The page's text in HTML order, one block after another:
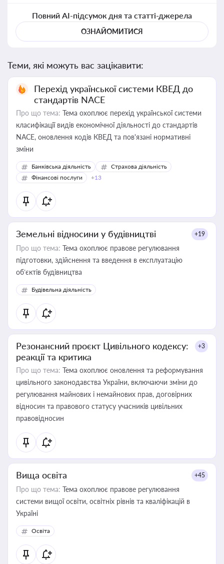
Повний AI-підсумок дня та статті-джерела
ОЗНАЙОМИТИСЯ
Теми, які можуть вас зацікавити:
Перехід української системи КВЕД до
стандартів NACE
Про що тема: Тема охоплює перехід української системи
класифікації видів економічної діяльності до стандартів
NACE, оновлення кодів КВЕД та пов'язані нормативні
зміни
Банківська діяльність
Страхова діяльність
Фінансові послуги
+13
Земельні відносини у будівництві +19
Про що тема: Тема охоплює правове регулювання
підготовки, здійснення та введення в експлуатацію
об’єктів будівництва
Будівельна діяльність
Резонансний проєкт Цивільного кодексу:
реакції та критика
+3
Про що тема: Тема охоплює оновлення та реформування
цивільного законодавства України, включаючи зміни до
регулювання майнових і немайнових прав, договірних
відносин та правового статусу учасників цивільних
правовідносин
Вища освіта +45
Про що тема: Тема охоплює правове регулювання
системи вищої освіти, освітніх рівнів та кваліфікацій в
Україні
Освіта